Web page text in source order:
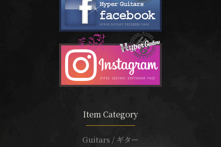
Item Category
Guitars / ギター